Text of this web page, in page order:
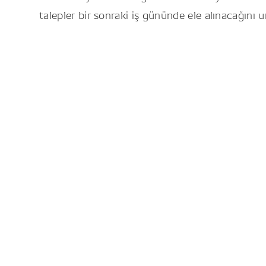
talepler bir sonraki iş gününde ele alınacağını